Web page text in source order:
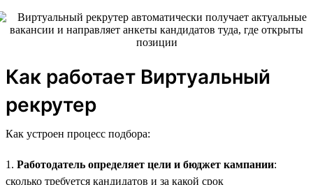
Как работает Виртуальный
рекрутер
Как устроен процесс подбора:
1. Работодатель определяет цели и бюджет кампании:
сколько требуется кандидатов и за какой срок